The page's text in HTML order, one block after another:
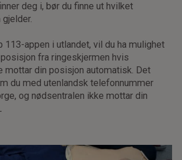
deg i, bør du finne ut hvilket
113-appen i utlandet, vil du ha mulighet
fra ringeskjermen hvis
mottar din posisjon automatisk. Det
du med utenlandsk telefonnummer
og nødsentralen ikke mottar din